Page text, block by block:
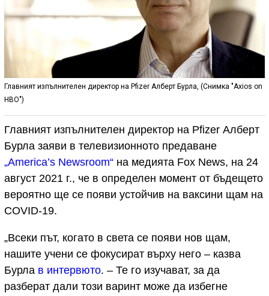
Главният изпълнителен директор на Pfizer Алберт Бурла, (Снимка "Axios on
HBO")
Главният изпълнителен директор на Pfizer Алберт
Бурла заяви в телевизионното предаване
„America’s Newsroom“ на медията Fox News, на 24
август 2021 г., че в определен момент от бъдещето
вероятно ще се появи устойчив на ваксини щам на
COVID-19.
„Всеки път, когато в света се появи нов щам,
нашите учени се фокусират върху него – казва
Бурла в интервюто. – Те го изучават, за да
разберат дали този варинт може да избегне